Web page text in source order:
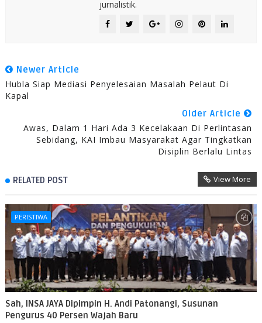
jurnalistik.
Newer Article
Hubla Siap Mediasi Penyelesaian Masalah Pelaut Di
Kapal
Older Article
Awas, Dalam 1 Hari Ada 3 Kecelakaan Di Perlintasan
Sebidang, KAI Imbau Masyarakat Agar Tingkatkan
Disiplin Berlalu Lintas
RELATED POST View More
PERISTIWA
Sah, INSA JAYA Dipimpin H. Andi Patonangi, Susunan
Pengurus 40 Persen Wajah Baru